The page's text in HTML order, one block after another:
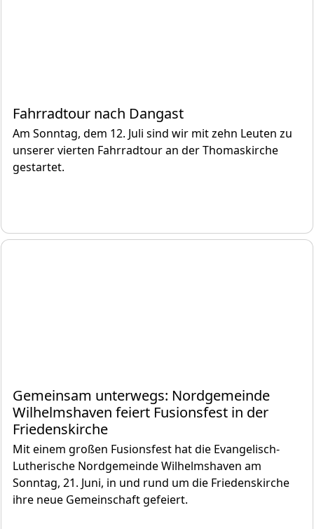
Fahrradtour nach Dangast
Am Sonntag, dem 12. Juli sind wir mit zehn Leuten zu
unserer vierten Fahrradtour an der Thomaskirche
gestartet.
Gemeinsam unterwegs: Nordgemeinde
Wilhelmshaven feiert Fusionsfest in der
Friedenskirche
Mit einem großen Fusionsfest hat die Evangelisch-
Lutherische Nordgemeinde Wilhelmshaven am
Sonntag, 21. Juni, in und rund um die Friedenskirche
ihre neue Gemeinschaft gefeiert.